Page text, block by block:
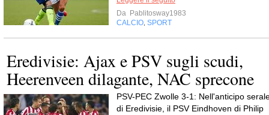
Da Pablitosway1983
CALCIO SPORT
Eredivisie: Ajax e PSV sugli scudi,
Heerenveen dilagante, NAC sprecone
PSV-PEC Zwolle 3-1: Nell'anticipo
di Eredivisie, il PSV Eindhoven di Philip